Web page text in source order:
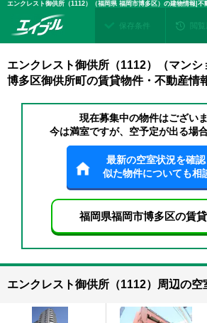
保存条件 閲
エンクレスト御供所（1112）（マン
博多区御供所町の賃貸物件・不動産情
現在募集中の物件はございま
今は満室ですが、空予定が出る場
最新の空室状況を確認
似た物件についても相
福岡県福岡市博多区の賃
エンクレスト御供所（1112）周辺の空